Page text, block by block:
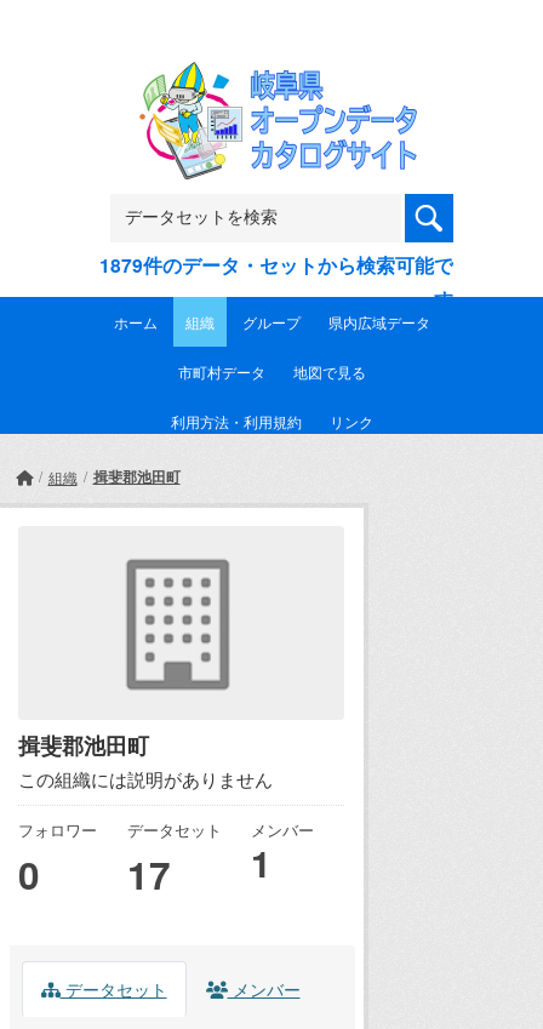
1879件のデータ・セットから検索可能で
す
ホーム 組織 グループ 県内広域データ
市町村データ 地図で見る
利用方法・利用規約 リンク
組織 揖斐郡池田町
揖斐郡池田町
この組織には説明がありません
フォロワー
0
データセット
17
メンバー
1
データセット メンバー